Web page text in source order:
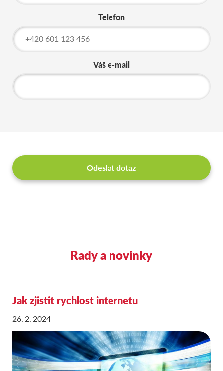
Telefon
Váš e-mail
Rady a novinky
Jak zjistit rychlost internetu
26. 2. 2024